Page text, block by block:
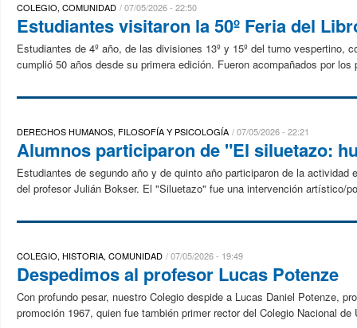
COLEGIO, COMUNIDAD 07/05/2026 - 22:50
Estudiantes visitaron la 50º Feria del
Estudiantes de 4º año, de las divisiones 13º y 15º del turno vespertino,
cumplió 50 años desde su primera edición. Fueron acompañados por
DERECHOS HUMANOS, FILOSOFÍA Y PSICOLOGÍA 07/05/2026 - 22:21
Alumnos participaron de "El siluetazo:
Estudiantes de segundo año y de quinto año participaron de la
del profesor Julián Bokser. El "Siluetazo" fue una intervención artístico/
COLEGIO, HISTORIA, COMUNIDAD 07/05/2026 - 19:49
Despedimos al profesor Lucas Potenze
Con profundo pesar, nuestro Colegio despide a Lucas Daniel Potenze,
promoción 1967, quien fue también primer rector del Colegio Nacional